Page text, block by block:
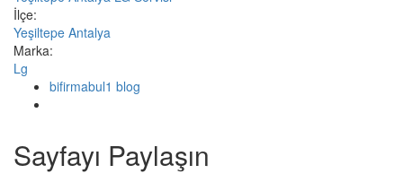
İlçe:
Yeşiltepe Antalya
Marka:
Lg
bifirmabul1 blog
Sayfayı Paylaşın